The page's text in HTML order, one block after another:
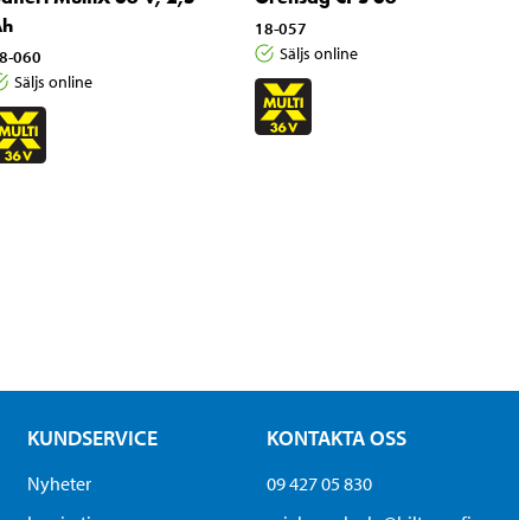
060
Säljs online
18-057
Säljs online
KUNDSERVICE
Nyheter
KONTAKTA OSS
09 427 05 830